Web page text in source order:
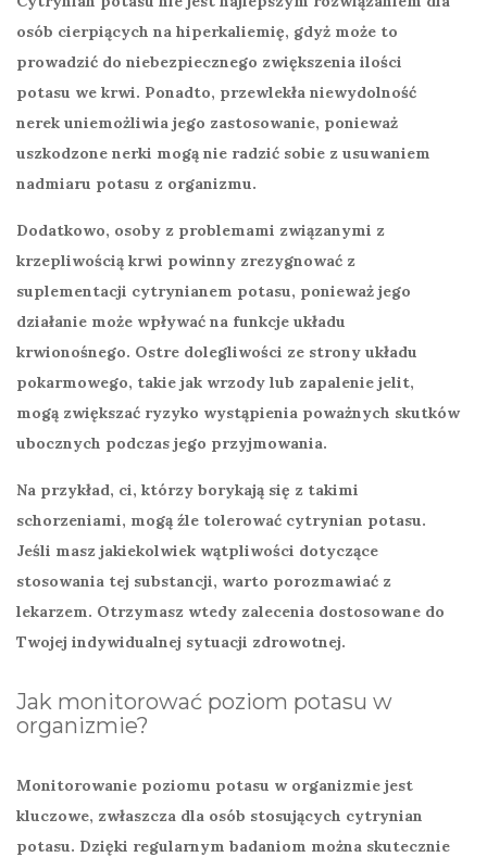
osób cierpiących na hiperkaliemię, gdyż może to
prowadzić do niebezpiecznego zwiększenia ilości
potasu we krwi. Ponadto, przewlekła niewydolność
nerek uniemożliwia jego zastosowanie, ponieważ
uszkodzone nerki mogą nie radzić sobie z usuwaniem
nadmiaru potasu z organizmu.
Dodatkowo, osoby z problemami związanymi z
krzepliwością krwi powinny zrezygnować z
suplementacji cytrynianem potasu, ponieważ jego
działanie może wpływać na funkcje układu
krwionośnego. Ostre dolegliwości ze strony układu
pokarmowego, takie jak wrzody lub zapalenie jelit,
mogą zwiększać ryzyko wystąpienia poważnych skutków
ubocznych podczas jego przyjmowania.
Na przykład, ci, którzy borykają się z takimi
schorzeniami, mogą źle tolerować cytrynian potasu.
Jeśli masz jakiekolwiek wątpliwości dotyczące
stosowania tej substancji, warto porozmawiać z
lekarzem. Otrzymasz wtedy zalecenia dostosowane do
Twojej indywidualnej sytuacji zdrowotnej.
Jak monitorować poziom potasu w
organizmie?
Monitorowanie poziomu potasu w organizmie jest
kluczowe, zwłaszcza dla osób stosujących cytrynian
potasu. Dzięki regularnym badaniom można skutecznie